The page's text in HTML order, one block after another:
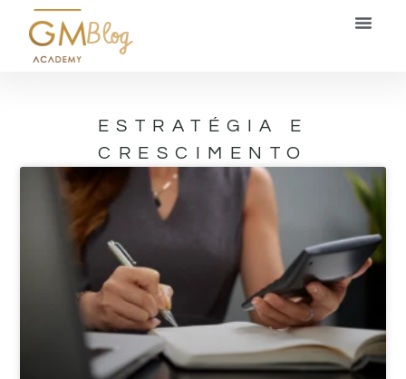
Blog
ESTRATÉGIA E
CRESCIMENTO